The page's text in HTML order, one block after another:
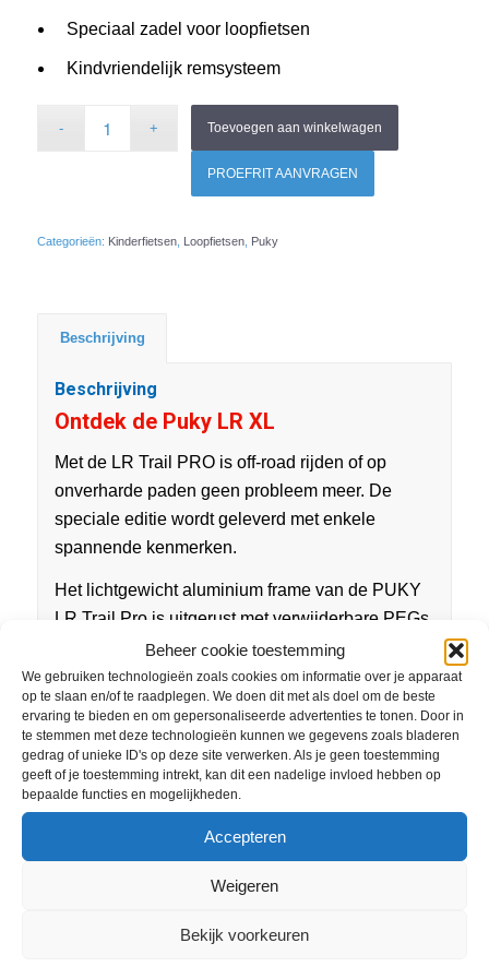
Beheer cookie toestemming
We gebruiken technologieën zoals cookies om informatie over je apparaat
op te slaan en/of te raadplegen. We doen dit met als doel om de beste
ervaring te bieden en om gepersonaliseerde advertenties te tonen. Door in
te stemmen met deze technologieën kunnen we gegevens zoals bladeren
gedrag of unieke ID's op deze site verwerken. Als je geen toestemming
geeft of je toestemming intrekt, kan dit een nadelige invloed hebben op
bepaalde functies en mogelijkheden.
Accepteren
Weigeren
Bekijk voorkeuren
Speciaal zadel voor loopfietsen
Kindvriendelijk remsysteem
Toevoegen aan winkelwagen
PROEFRIT AANVRAGEN
Categorieën: Kinderfietsen, Loopfietsen, Puky
Beschrijving
Beschrijving
Ontdek de Puky LR XL
Met de LR Trail PRO is off-road rijden of op
onverharde paden geen probleem meer. De
speciale editie wordt geleverd met enkele
spannende kenmerken.
Het lichtgewicht aluminium frame van de PUKY
LR Trail Pro is uitgerust met verwijderbare PEGs
en een slim achterveringsysteem dat gemakkelijk
kleine stenen en hobbels compenseert. De
sportieve zitpositie, dankzij de geïntegreerde
Ahead-stuurpen, maakt hogere snelheden
mogelijk met absolute voertuigcontrole. Om de
kracht over te brengen naar de weg hebben we
gekozen voor luchtbanden met noppen, die er
ook bijzonder stoer uitzien. De LR Trail Pro heeft
de racesport, is natuurlijk ook het gebruikelijke